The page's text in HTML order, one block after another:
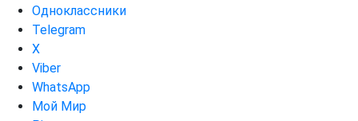
Одноклассники
Telegram
X
Viber
WhatsApp
Мой Мир